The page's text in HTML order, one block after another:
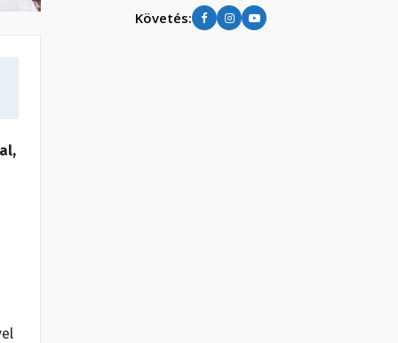
Követés: